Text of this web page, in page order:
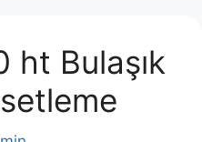
ht Bulaşık